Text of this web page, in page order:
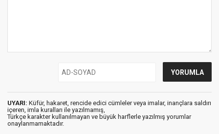
UYARI: Küfür, hakaret, rencide edici cümleler veya imalar, inançlara saldırı
içeren, imla kuralları ile yazılmamış,
Türkçe karakter kullanılmayan ve büyük harflerle yazılmış yorumlar
onaylanmamaktadır.